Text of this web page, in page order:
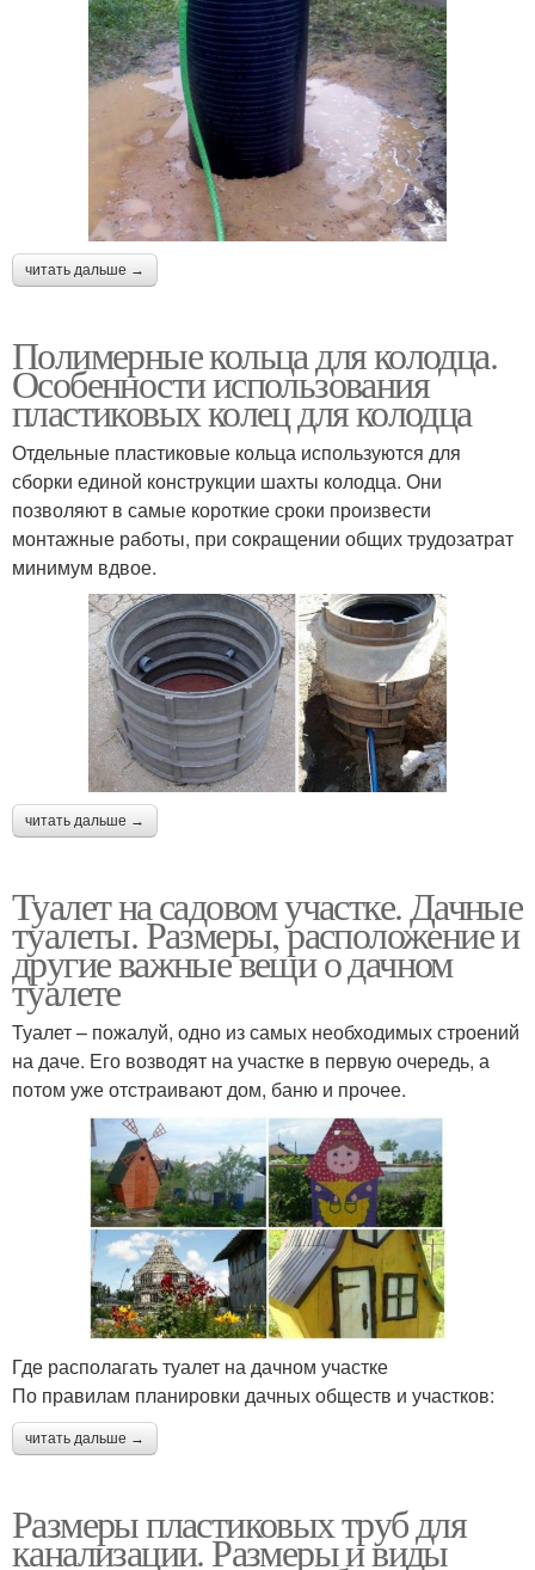
читать дальше →
Полимерные кольца для колодца.
Особенности использования
пластиковых колец для колодца
Отдельные пластиковые кольца используются для
сборки единой конструкции шахты колодца. Они
позволяют в самые короткие сроки произвести
монтажные работы, при сокращении общих трудозатрат
минимум вдвое.
читать дальше →
Туалет на садовом участке. Дачные
туалеты. Размеры, расположение и
другие важные вещи о дачном
туалете
Туалет – пожалуй, одно из самых необходимых строений
на даче. Его возводят на участке в первую очередь, а
потом уже отстраивают дом, баню и прочее.
Где располагать туалет на дачном участке
По правилам планировки дачных обществ и участков:
читать дальше →
Размеры пластиковых труб для
канализации. Размеры и виды